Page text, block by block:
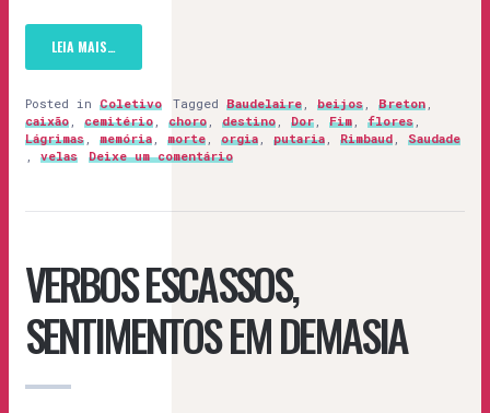
LEIA MAIS…
Posted in Coletivo Tagged Baudelaire beijos Breton
caixão
cemitério choro destino Dor Fim flores
Lágrimas
memória morte orgia putaria Rimbaud
Saudade
velas Deixe um comentário
VERBOS ESCASSOS,
SENTIMENTOS EM DEMASIA